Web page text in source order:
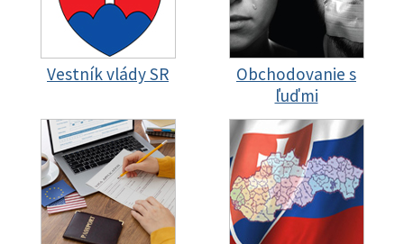
Vestník vlády SR
Obchodovanie s
ľuďmi